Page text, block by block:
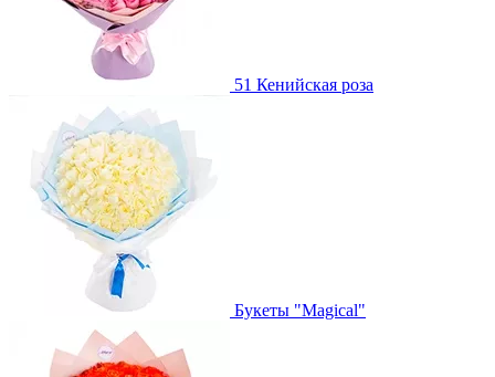
51 Кенийская роза
Букеты "Magical"